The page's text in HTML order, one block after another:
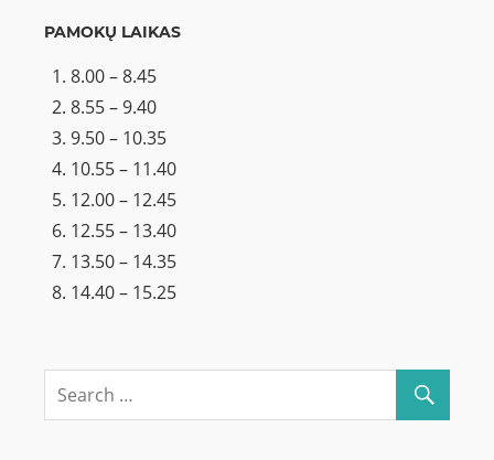
PAMOKŲ LAIKAS
8.00 – 8.45
8.55 – 9.40
9.50 – 10.35
10.55 – 11.40
12.00 – 12.45
12.55 – 13.40
13.50 – 14.35
14.40 – 15.25